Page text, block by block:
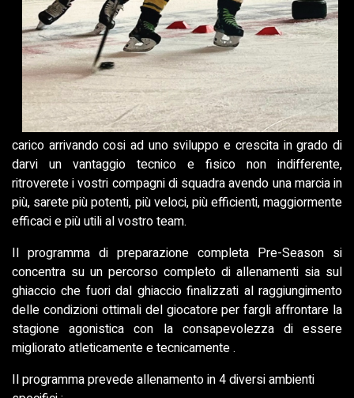
carico arrivando cosi ad uno sviluppo e crescita in grado di
darvi un vantaggio tecnico e fisico non indifferente,
ritroverete i vostri compagni di squadra avendo una marcia in
più, sarete più potenti, più veloci, più efficienti, maggiormente
efficaci e più utili al vostro team.
Il programma di preparazione completa Pre-Season si
concentra su un percorso completo di allenamenti sia sul
ghiaccio che fuori dal ghiaccio finalizzati al raggiungimento
delle condizioni ottimali del giocatore per fargli affrontare la
stagione agonistica con la consapevolezza di essere
migliorato atleticamente e tecnicamente .
Il programma prevede allenamento in 4 diversi ambienti